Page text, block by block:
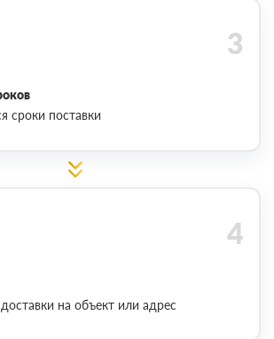
сроки поставки
на объект или адрес